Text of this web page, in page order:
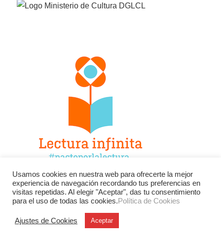
Facebook Twitter
Instagram
YouTube
LinkedIn Contacto
Usamos cookies en nuestra web para ofrecerte la mejor
experiencia de navegación recordando tus preferencias en
visitas repetidas. Al elegir "Aceptar", das tu consentimiento
para el uso de todas las cookies.Política de Cookies
Ajustes de Cookies Aceptar